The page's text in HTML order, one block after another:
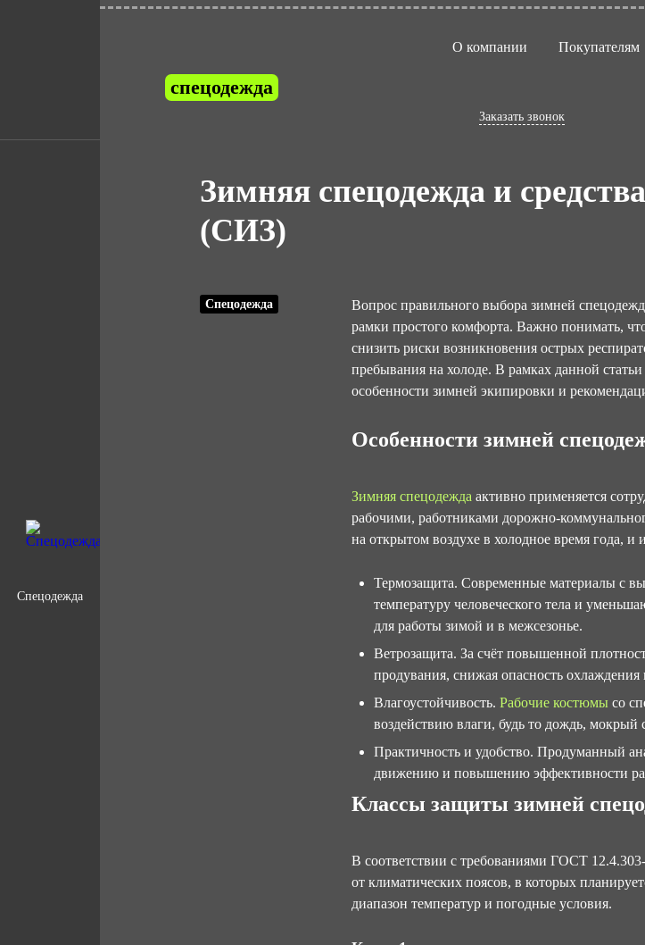
спецодежда
О компании Покупателям
Заказать звонок
Спецодежда
Зимняя спецодежда и
(СИЗ)
Спецодежда
Вопрос правильного выбора зимней
рамки простого комфорта. Важно понимать,
снизить риски возникновения острых
пребывания на холоде. В рамках данной
особенности зимней экипировки и
Особенности зимней
Зимняя спецодежда активно применяется
рабочими, работниками дорожно-
на открытом воздухе в холодное время года, и
Термозащита. Современные материалы с
температуру человеческого тела и
для работы зимой и в межсезонье.
Ветрозащита. За счёт повышенной
продувания, снижая опасность
Влагоустойчивость. Рабочие костюмы со
воздействию влаги, будь то дождь,
Практичность и удобство. Продуманный
движению и повышению эффективности
Классы защиты зимней
В соответствии с требованиями ГОСТ
от климатических поясов, в которых
диапазон температур и погодные условия.